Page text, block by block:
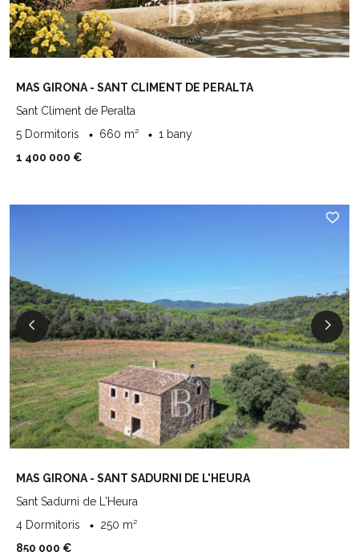
MAS GIRONA - SANT CLIMENT DE PERALTA
Sant Climent de Peralta
5 Dormitoris
660 m²
1 bany
1 400 000 €
MAS GIRONA - SANT SADURNI DE L'HEURA
Sant Sadurni de L'Heura
4 Dormitoris
250 m²
850 000 €